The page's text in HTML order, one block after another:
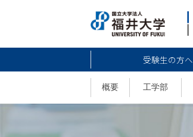
受験生の方へ
概要 工学部